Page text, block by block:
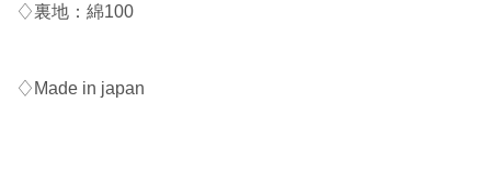
♢裏地：綿100
♢Made in japan